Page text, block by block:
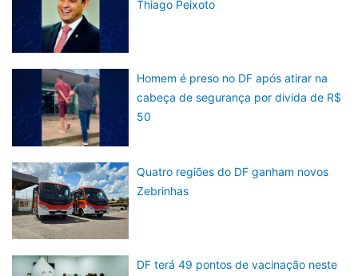
Thiago Peixoto
Homem é preso no DF após atirar na
cabeça de segurança por divida de R$
50
Quatro regiões do DF ganham novos
Zebrinhas
DF terá 49 pontos de vacinação neste